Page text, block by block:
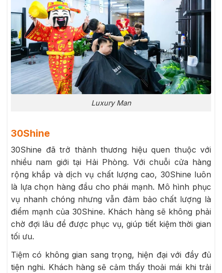
Luxury Man
30Shine
30Shine đã trở thành thương hiệu quen thuộc với
nhiều nam giới tại Hải Phòng. Với chuỗi cửa hàng
rộng khắp và dịch vụ chất lượng cao, 30Shine luôn
là lựa chọn hàng đầu cho phái mạnh. Mô hình phục
vụ nhanh chóng nhưng vẫn đảm bảo chất lượng là
điểm mạnh của 30Shine. Khách hàng sẽ không phải
chờ đợi lâu để được phục vụ, giúp tiết kiệm thời gian
tối ưu.
Tiệm có không gian sang trọng, hiện đại với đầy đủ
tiện nghi. Khách hàng sẽ cảm thấy thoải mái khi trải